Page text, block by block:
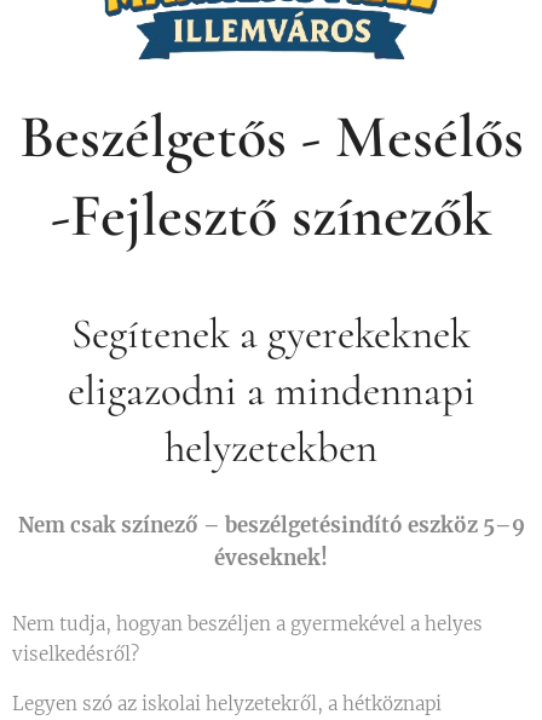
Beszélgetős - Mesélős
-Fejlesztő színezők
Segítenek a gyerekeknek
eligazodni a mindennapi
helyzetekben
Nem csak színező – beszélgetésindító eszköz 5–9
éveseknek!
Nem tudja, hogyan beszéljen a gyermekével a helyes
viselkedésről?
Legyen szó az iskolai helyzetekről, a hétköznapi